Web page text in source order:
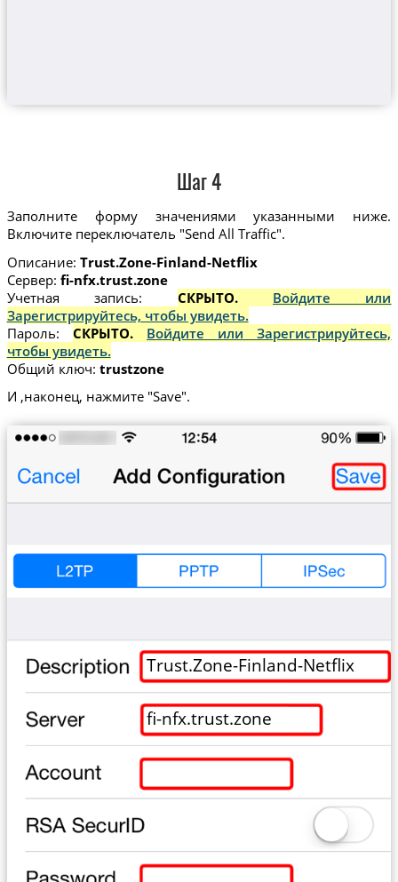
Шаг 4
Заполните форму значениями указанными ниже.
Включите переключатель "Send All Traffic".
Описание: Trust.Zone-Finland-Netflix
Сервер: fi-nfx.trust.zone
Учетная запись: СКРЫТО. Войдите или
Зарегистрируйтесь, чтобы увидеть.
Пароль: СКРЫТО. Войдите или Зарегистрируйтесь,
чтобы увидеть.
Общий ключ: trustzone
И ,наконец, нажмите "Save".
Trust.Zone-Finland-Netflix
fi-nfx.trust.zone